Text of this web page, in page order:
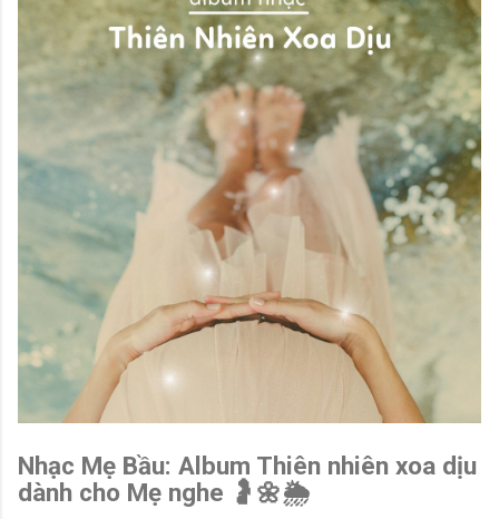
Nhạc Mẹ Bầu: Album Thiên nhiên xoa dịu
dành cho Mẹ nghe 🤰🌼🌦